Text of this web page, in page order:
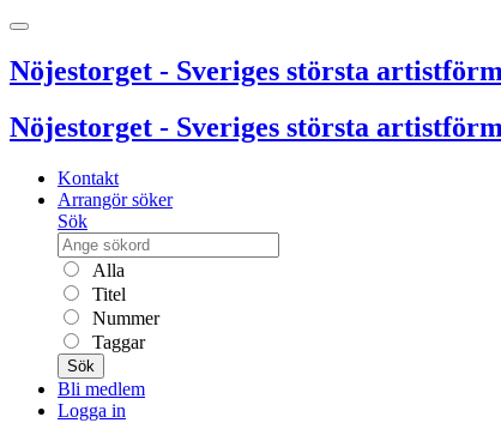
Nöjestorget - Sveriges största
Nöjestorget - Sveriges största
Kontakt
Arrangör söker
Sök
Alla
Titel
Nummer
Taggar
Sök
Bli medlem
Logga in